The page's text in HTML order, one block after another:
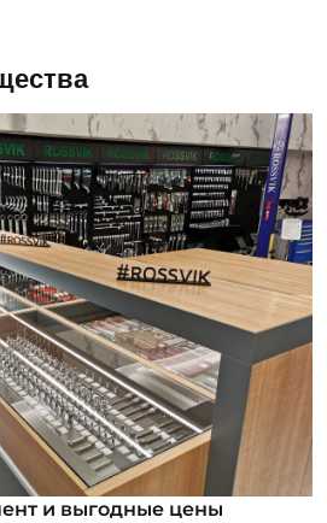
и выгодные цены